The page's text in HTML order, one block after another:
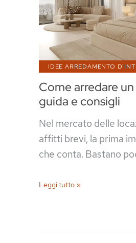
Come arredare
guida e consigli
IDEE ARREDAMENTO
Nel mercato delle
affitti brevi, la prima
che conta. Bastano
Come
B&B
Leggi tutto »